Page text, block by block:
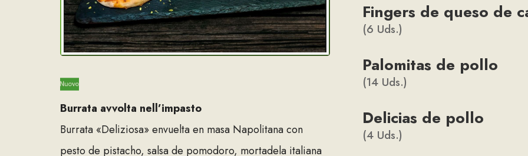
Burrata avvolta nell’impasto
Burrata «Deliziosa» envuelta en masa Napolitana con
pesto de pistacho, salsa de pomodoro, mortadela italiana
Fingers de queso de
(6 Uds.)
Palomitas de pollo
(14 Uds.)
Delicias de pollo
(4 Uds.)